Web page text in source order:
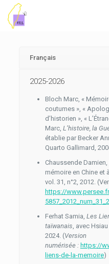
Français
2025-2026
Bloch Marc, «
coutumes », «
d’historien », «
Marc, L’histoire, la
établie par Becker
Quarto Gallimard,
Chaussende
mémoire en Chine et
vol. 31, n°2, 2012.
https://
5857_2012_num_31_2
Ferhat Samia, Les
taïwanais, avec
2024. (Version
numérisée : https://
liens-de-la-memoire)